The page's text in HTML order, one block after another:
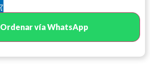
Ordenar vía WhatsApp